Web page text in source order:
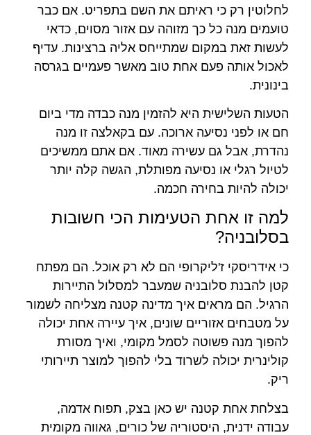
לחלוטין רק כי ראיתם את השם בתפריט. אם כבר
טועמים מנה כל כך מזוהה עם אזור מסוים, כדאי
לעשות זאת במקום שמתייחס אליה ברצינות. עדיף
לאכול אותה פעם אחת טוב מאשר פעמיים בגרסה
בינונית.
הטעות השלישית היא להזמין מנה כבדה מדי ביום
חם או לפני נסיעה ארוכה. עם בקאלצה זו מנה
נהדרת, אבל גם עשירה מאוד. אם אתם ממשיכים
לטיול רגלי או נסיעה מפותלת, הגשה קלה יותר
יכולה להיות בחירה חכמה.
למה זו אחת הטעימות הכי חשובות
בסלובניה?
כי אידריסקי ז'ליקרופי הם לא רק אוכל. הם מפתח
קטן להבנת סלובניה שמעבר למסלול התיירות
הרגיל. הם מראים איך מדינה קטנה מצליחה לשמור
על מטבחים אזוריים שונים, איך עיירה אחת יכולה
להפוך מנה פשוטה לסמל מקומי, ואיך מסורת
קולינרית יכולה לשרוד בלי להפוך למוצר תיירותי
ריק.
בצלחת אחת קטנה יש כאן בצק, תפוח אדמה,
עבודה ידנית, היסטוריה של כורים, גאווה מקומית